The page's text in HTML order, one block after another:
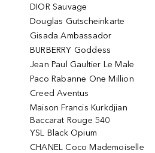
DIOR Sauvage
Douglas Gutscheinkarte
Gisada Ambassador
BURBERRY Goddess
Jean Paul Gaultier Le Male
Paco Rabanne One Million
Creed Aventus
Maison Francis Kurkdjian
Baccarat Rouge 540
YSL Black Opium
CHANEL Coco Mademoiselle